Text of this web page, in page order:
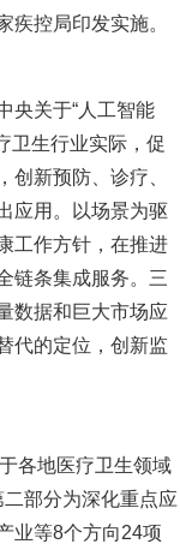
控局印发实施。
关于“人工智能
卫生行业实际，促
新预防、诊疗、
应用。以场景为驱
工作方针，在推进
链条集成服务。三
数据和巨大市场应
代的定位，创新监
各地医疗卫生领域
部分为深化重点应
业等8个方向24项